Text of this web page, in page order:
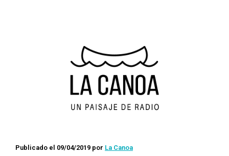
Publicado el 09/04/2019 por La Canoa